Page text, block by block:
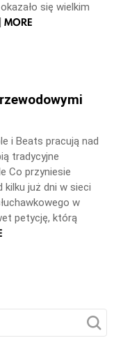
się wielkim
MORE
i Beats pracują nad
tradycyjne
Co przyniesie
kilku już dni w sieci
w
petycję, którą